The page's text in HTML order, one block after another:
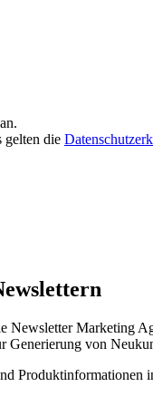
gelten die
Newsletter Marketing
von